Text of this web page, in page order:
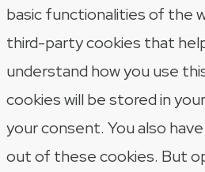
basic functionalities of the
third-party cookies that
understand how you use
cookies will be stored in
your consent. You also
out of these cookies. But